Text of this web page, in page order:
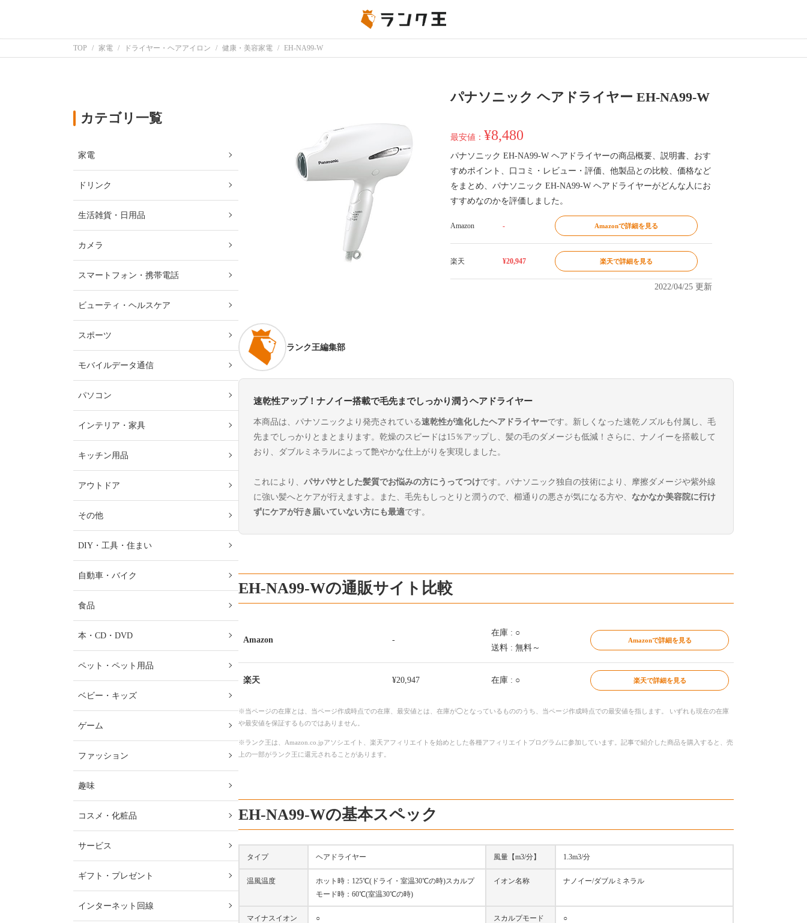
TOP 家電 ドライヤー・ヘアアイロン 健康・美容家電 EH-NA99-W
パナソニック ヘアドライヤー EH-NA99-W
最安値： ¥8,480
パナソニック EH-NA99-W ヘアドライヤーの商品概要、説明書、おす
すめポイント、口コミ・レビュー・評価、他製品との比較、価格など
をまとめ、パナソニック EH-NA99-W ヘアドライヤーがどんな人にお
すすめなのかを評価しました。
Amazon - Amazonで詳細を見る
楽天 ¥20,947 楽天で詳細を見る
2022/04/25 更新
ランク王編集部
速乾性アップ！ナノイー搭載で毛先までしっかり潤うヘアドライヤー
本商品は、パナソニックより発売されている速乾性が進化したヘアドライヤーです。新しくなった速乾ノズルも付属し、毛
先までしっかりとまとまります。乾燥のスピードは15％アップし、髪の毛のダメージも低減！さらに、ナノイーを搭載して
おり、ダブルミネラルによって艶やかな仕上がりを実現しました。
これにより、 パサパサとした髪質でお悩みの方にうってつけです。パナソニック独自の技術により、摩擦ダメージや紫外線
に強い髪へとケアが行えますよ。また、毛先もしっとりと潤うので、櫛通りの悪さが気になる方や、 なかなか美容院に行け
ずにケアが行き届いていない方にも最適です。
EH-NA99-Wの通販サイト比較
Amazon -
在庫 : ○
送料 : 無料～
Amazonで詳細を見る
楽天 ¥20,947 在庫 : ○ 楽天で詳細を見る
※当ページの在庫とは、当ページ作成時点での在庫、最安値とは、在庫が◯となっているもののうち、当ページ作成時点での最安値を指します。 いずれも現在の在庫
や最安値を保証するものではありません。
※ランク王は、Amazon.co.jpアソシエイト、楽天アフィリエイトを始めとした各種アフィリエイトプログラムに参加しています。記事で紹介した商品を購入すると、売
上の一部がランク王に還元されることがあります。
EH-NA99-Wの基本スペック
タイプ ヘアドライヤー 風量【m3/分】 1.3m3/分
温風温度
ホット時：125℃(ドライ・室温30℃の時)スカルプ
モード時：60℃(室温30℃の時)
イオン名称 ナノイー/ダブルミネラル
マイナスイオン ○ スカルプモード ○
カテゴリ一覧
家電
ドリンク
生活雑貨・日用品
カメラ
スマートフォン・携帯電話
ビューティ・ヘルスケア
スポーツ
モバイルデータ通信
パソコン
インテリア・家具
キッチン用品
アウトドア
その他
DIY・工具・住まい
自動車・バイク
食品
本・CD・DVD
ペット・ペット用品
ベビー・キッズ
ゲーム
ファッション
趣味
コスメ・化粧品
サービス
ギフト・プレゼント
インターネット回線